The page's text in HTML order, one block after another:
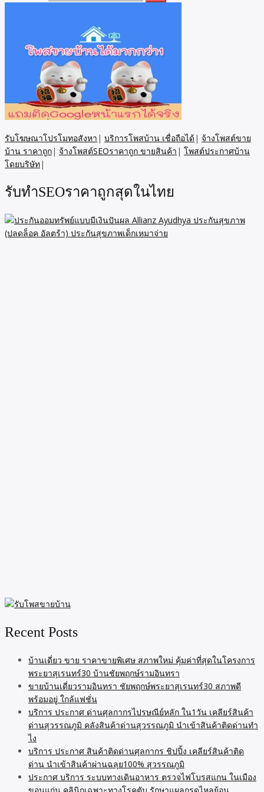
รับโฆษณาโปรโมทอสังหา | บริการโพสบ้าน เชื่อถือได้| จ้างโพสต์ขาย
บ้าน ราคาถูก| จ้างโพสต์SEOราคาถูก ขายสินค้า | โพสต์ประกาศบ้าน
โดยบริษัท|
รับทำSEOราคาถูกสุดในไทย
Recent Posts
บ้านเดี่ยว ขาย ราคาขายพิเศษ สภาพใหม่ คุ้มค่าที่สุดในโครงการ
พระยาสุเรนทร์30 บ้านชัยพฤกษ์รามอินทรา
ขายบ้านเดี่ยวรามอินทรา ชัยพฤกษ์พระยาสุเรนทร์30 สภาพดี
พร้อมอยู่ ใกล้แฟชั่น
บริการ ประกาศ ด่านศุลกากรไปรษณีย์หลัก ใน1วัน เคลียร์สินค้า
ด่านสุวรรณภูมิ คลังสินค้าด่านสุวรรณภูมิ นำเข้าสินค้าติดด่านทำ
ไง
บริการ ประกาศ สินค้าติดด่านศุลกากร ชิปปิ้ง เคลียร์สินค้าติด
ด่าน นำเข้าสินค้าผ่านฉลุย100% สุวรรณภูมิ
ประกาศ บริการ ระบบทางเดินอาหาร ตรวจไฟโบรสแกน ในเมือง
ขอนแก่น คลินิกเฉพาะทางโรคตับ รักษาแผลกรดไหลย้อน